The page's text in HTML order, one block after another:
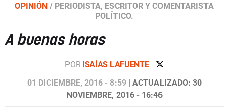
OPINIÓN / PERIODISTA, ESCRITOR Y COMENTARISTA
POLÍTICO.
A buenas horas
POR ISAÍAS LAFUENTE
01 DICIEMBRE, 2016 - 8:59| ACTUALIZADO: 30
NOVIEMBRE, 2016 - 16:46